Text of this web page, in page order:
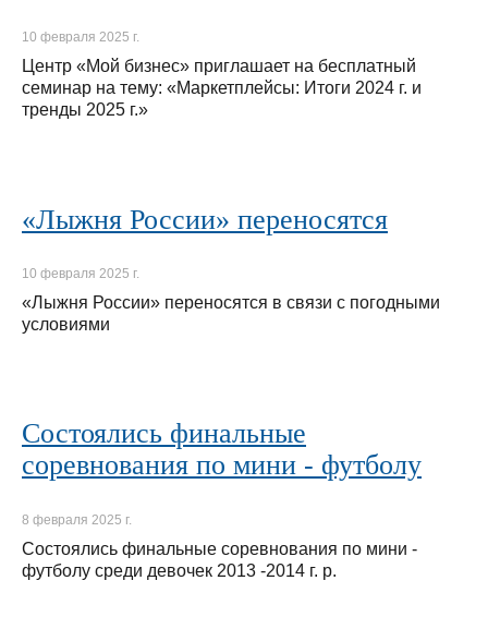
10 февраля 2025 г.
Центр «Мой бизнес» приглашает на бесплатный
семинар на тему: «Маркетплейсы: Итоги 2024 г. и
тренды 2025 г.»
«Лыжня России» переносятся
10 февраля 2025 г.
«Лыжня России» переносятся в связи с погодными
условиями
Состоялись финальные
соревнования по мини - футболу
8 февраля 2025 г.
Состоялись финальные соревнования по мини -
футболу среди девочек 2013 -2014 г. р.